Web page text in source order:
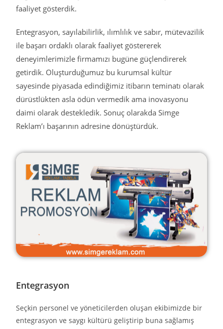
faaliyet gösterdik.
Entegrasyon, sayılabilirlik, ılımlılık ve sabır, mütevazilik
ile başarı ordaklı olarak faaliyet göstererek
deneyimlerimizle firmamızı bugüne güçlendirerek
getirdik. Oluşturduğumuz bu kurumsal kültür
sayesinde piyasada edindiğimiz itibarın teminatı olarak
dürüstlükten asla ödün vermedik ama inovasyonu
daimi olarak destekledik. Sonuç olarakda Simge
Reklam’ı başarının adresine dönüştürdük.
Entegrasyon
Seçkin personel ve yöneticilerden oluşan ekibimizde bir
entegrasyon ve saygı kültürü geliştirip buna sağlamış